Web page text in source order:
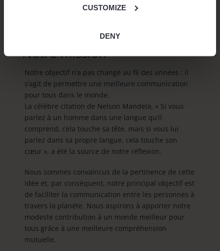
CUSTOMIZE
DENY
utilisation de l’appareil. Tout le monde peut
de groupe multilingue de haute qualité.
Notre mission
Notre objectif n’a pas changé au fil des années : il
s’agit de permettre une meilleure communication
pour tous dans le monde.
La célèbre citation de Nelson Mandela, « Si vous
parlez à un homme dans une langue qu’il
comprend, cela touche sa tête, mais si vous lui
parlez dans sa propre langue, cela touche son
cœur », a été la source de notre réflexion.
Nous sommes convaincus de la pertinence de cette
idée et, par conséquent, notre principal objectif est
de faciliter la communication entre les personnes à
travers la planète. Nous aspirons à apporter notre
modeste contribution à un monde meilleur pour
tous grâce à une meilleure compréhension
mutuelle.